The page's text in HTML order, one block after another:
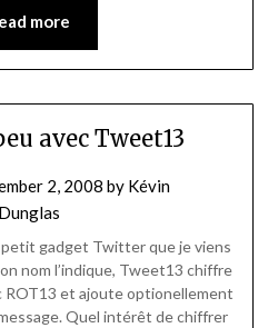
more
avec Tweet13
2, 2008 by Kévin
Dunglas
gadget Twitter que je viens
nom l’indique, Tweet13 chiffre
et ajoute optionellement
Quel intérêt de chiffrer